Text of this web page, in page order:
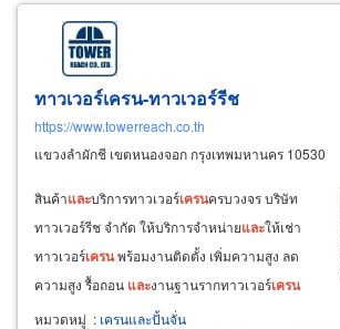
ทาวเวอร์เครน-ทาวเวอร์รีช
https://www.towerreach.co.th
แขวงลำผักชี เขตหนองจอก กรุงเทพมหานคร 10530
สินค้าและบริการทาวเวอร์เครนครบวงจร บริษัท
ทาวเวอร์รีช จำกัด ให้บริการจำหน่ายและให้เช่า
ทาวเวอร์เครนพร้อมงานติดตั้ง เพิ่มความสูง ลด
ความสูง รื้อถอน และงานฐานรากทาวเวอร์เครน
โดยทีมงานผู้เชี่ยวชาญ รองรับงานก่อสร้างอาคาร
หมวดหมู่ : เครนและปั้นจั่น